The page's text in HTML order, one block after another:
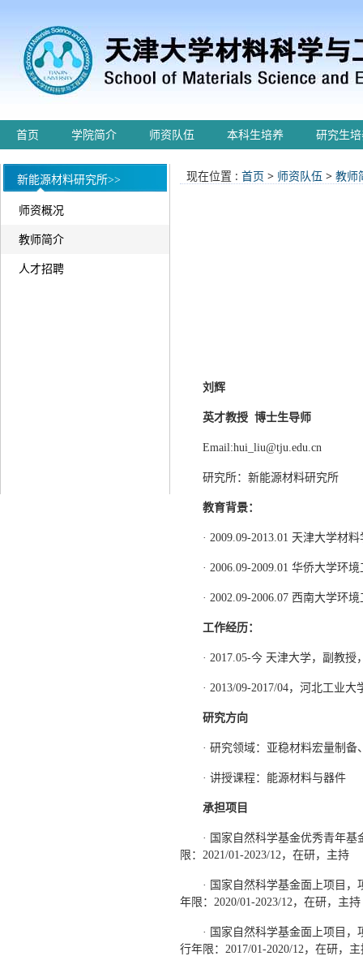
首页 学院简介 师资队伍 本科生培养 研究生
新能源材料研究所>>
师资概况
教师简介
人才招聘
现在位置 : 首页 > 师资队伍 > 教师
刘辉
英才教授 博士生导师
Email:hui_liu@tju.edu.cn
研究所：新能源材料研究所
教育背景：
· 2009.09-2013.01 天津大学材
· 2006.09-2009.01 华侨大学环
· 2002.09-2006.07 西南大学环
工作经历：
· 2017.05-今 天津大学，副教授
· 2013/09-2017/04，河北工业
研究方向
· 研究领域：亚稳材料宏量制备
· 讲授课程：能源材料与器件
承担项目
· 国家自然科学基金优秀青年
限：2021/01-2023/12，在研，主持
· 国家自然科学基金面上项目
年限：2020/01-2023/12，在研，主持
· 国家自然科学基金面上项目
行年限：2017/01-2020/12，在研，主